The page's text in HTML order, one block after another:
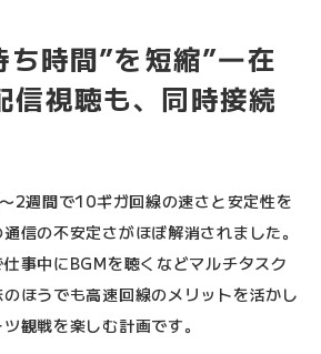
ち時間”を短縮”―在
信視聴も、同時接続
2週間で10ギガ回線の速さと安定性を
信の不安定さがほぼ解消されました。
事中にBGMを聴くなどマルチタスク
ほうでも高速回線のメリットを活かし
観戦を楽しむ計画です。